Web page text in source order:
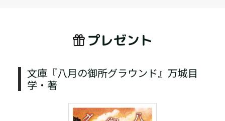
プレゼント
文庫『八月の御所グラウンド』万城目
学・著